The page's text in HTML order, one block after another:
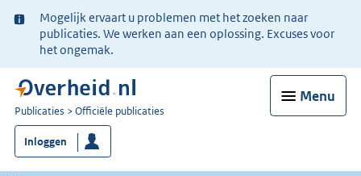
Ter
informatie:
Mogelijk ervaart u problemen met het zoeken naar
publicaties. We werken aan een oplossing. Excuses voor
het ongemak.
Menu
U
bent
nu
hier:
Publicaties Officiële publicaties
Inloggen